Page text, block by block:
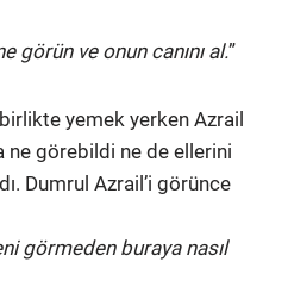
görün ve onun canını al.”
yemek yerken Azrail
ne görebildi ne de ellerini
Dumrul Azrail’i görünce
görmeden buraya nasıl